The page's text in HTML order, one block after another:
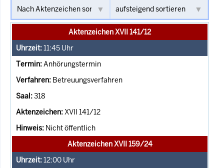
Aktenzeichen XVII 141/12
11:45 Uhr
Anhörungstermin
Betreuungsverfahren
318
XVII 141/12
Nicht öffentlich
Aktenzeichen XVII 159/24
12:00 Uhr